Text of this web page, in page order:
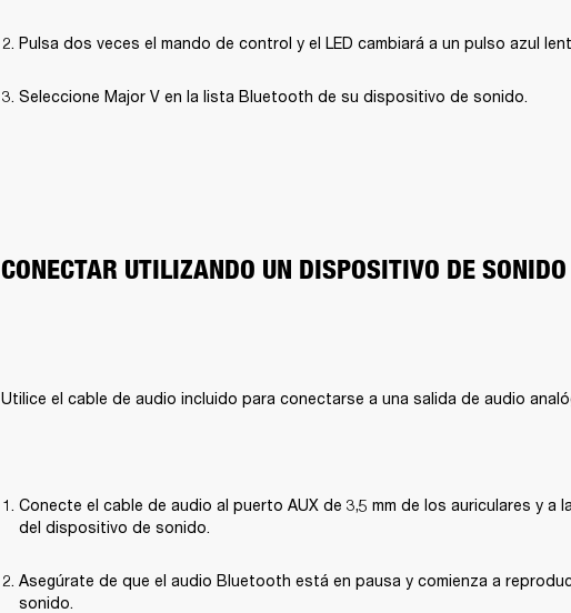
Pulsa dos veces el mando de control y el LED cambiará a un pulso azul
Seleccione Major V en la lista Bluetooth de su dispositivo de sonido.
CONECTAR UTILIZANDO UN DISPOSITIVO DE
Utilice el cable de audio incluido para conectarse a una salida de audio
Conecte el cable de audio al puerto AUX de 3,5 mm de los auriculares y a
del dispositivo de sonido.
Asegúrate de que el audio Bluetooth está en pausa y comienza a
sonido.